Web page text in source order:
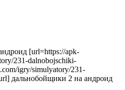
[url=https://apk-
231-dalnobojschiki-
igry/simulyatory/231-
дальнобойщики 2 на андроид